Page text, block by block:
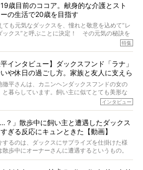
事は“ある重要な栄養”が不足しがちになっている
す。
よくおぎなってくれるのが、コラーゲン！ そ
たちは、純度100%の犬用コラーゲンサプリ
ータ)』を作りました！
％が「健康維持を実感した」と評判のTa-Ta(タ
維持をめざす、すべてのダックスたちに、どう
ように。
19歳目前のココア。献身的な介護とスト
の生活で20歳を目指す
ても元気なダックスを、憧れと敬意を込めて“レ
ックス”と呼ぶことに決定！ その元気の秘訣を
んに伺うのが、特集『レジェンドダックスの肖
オーナーさんのポリシーのもと、甘やかさずに
18歳になるまで定期検査すらしたことがなかっ
コアくん。果たしてその長生きの秘訣とは。
特集
平インタビュー】ダックスフンド「ラナ」
や休日の過ごし方。家族と友人に支えら
徹平さんは、カニンヘンダックスフンドの女の
と暮らしています。飼い主に似てとても美形な
在８才。小池さんのインスタグラムでは、ラナ
合う写真も投稿されていて、ファンからは「ラ
愛されているラナは、去年の誕生日に小池さん
ントしてもらったハーネスをつけて撮影に参加
した。
インタビュー
？」散歩中に飼い主と遭遇したダックス
ぎる反応にキュンときた【動画】
するのは、ダックスにサプライズを仕掛けた様
散歩中にオーナーさんに遭遇するというもの。
きを止めたり、すぐに気付いて追いかけたり、